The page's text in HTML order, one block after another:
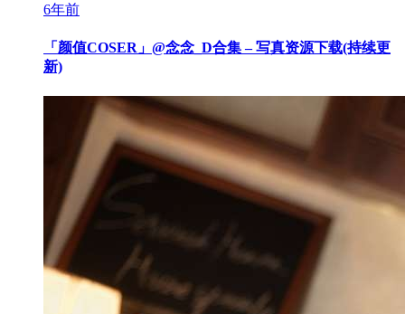
6年前
「颜值COSER」@念念_D合集 – 写真资源下载(持续更
新)